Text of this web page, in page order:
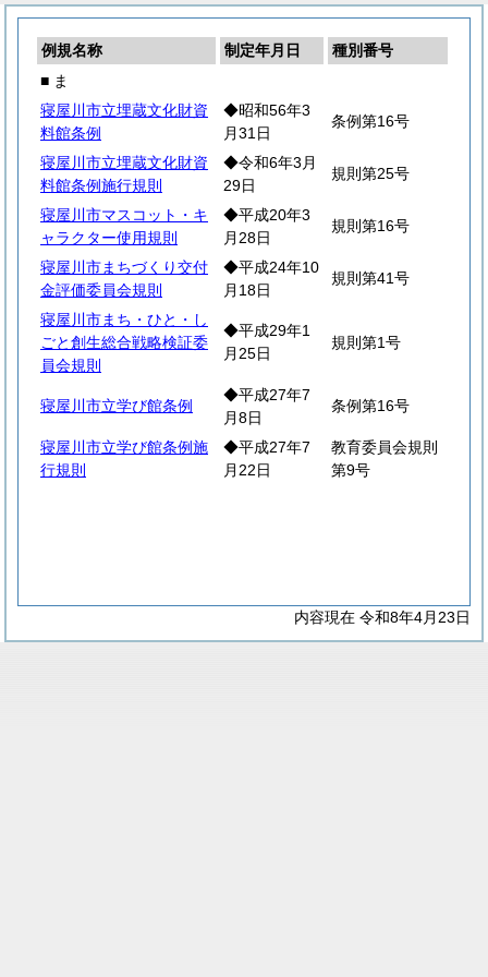
例規名称 制定年月日
種別番号
■ ま
寝屋川市立埋蔵文化財資
料館条例
◆昭和56年3
月31日
条例第16号
寝屋川市立埋蔵文化財資
料館条例施行規則
◆令和6年3月
29日
規則第25号
寝屋川市マスコット・キ
ャラクター使用規則
◆平成20年3
月28日
規則第16号
寝屋川市まちづくり交付
金評価委員会規則
◆平成24年10
月18日
規則第41号
寝屋川市まち・ひと・し
ごと創生総合戦略検証委
員会規則
◆平成29年1
月25日
規則第1号
寝屋川市立学び館条例
◆平成27年7
月8日
条例第16号
寝屋川市立学び館条例施
行規則
◆平成27年7
月22日
教育委員会規則
第9号
内容現在 令和8年4月23日